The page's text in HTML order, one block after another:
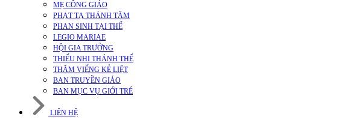
MẸ CÔNG GIÁO
PHẠT TẠ THÁNH TÂM
PHAN SINH TẠI THẾ
LEGIO MARIAE
HỘI GIA TRƯỞNG
THIẾU NHI THÁNH THỂ
THĂM VIẾNG KẺ LIỆT
BAN TRUYỀN GIÁO
BAN MỤC VỤ GIỚI TRẺ
LIÊN HỆ